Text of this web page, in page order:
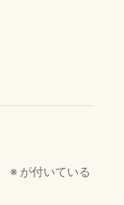
※ が付いている